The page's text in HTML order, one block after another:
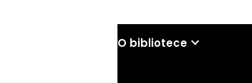
O bibliotece